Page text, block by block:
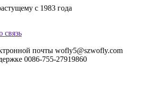
с 1983 года
связь
почты wofly5@szwofly.com
0086-755-27919860